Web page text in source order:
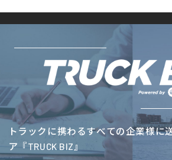
トラックに携わるすべての企業様に
ア『TRUCK BIZ』